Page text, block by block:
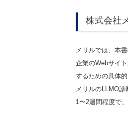
株式会社
メリルでは、本
企業のWebサイ
するための具体
メリルのLLMO
1〜2週間程度で